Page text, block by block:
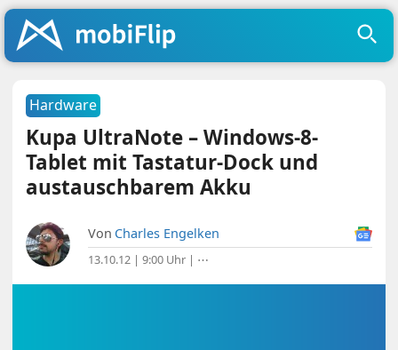
Hardware
Kupa UltraNote – Windows-8-
Tablet mit Tastatur-Dock und
austauschbarem Akku
Von Charles Engelken
13.10.12 | 9:00 Uhr | ⋯